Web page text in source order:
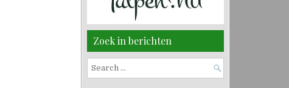
Zoek in berichten
Search
for: